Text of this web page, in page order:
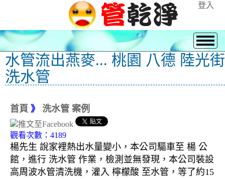
登入
水管流出燕麥... 桃園 八德 陸光街
洗水管
首頁 》 洗水管 案例
觀看次數：4189
楊先生 說家裡熱出水量變小，本公司驅車至 楊 公
館，進行 洗水管 作業，檢測並無發現，本公司裝設
高周波水管清洗機，灌入 檸檬酸 至水管，等了約15